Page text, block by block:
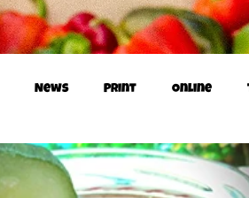
News Print Online
Tips & Tricks food